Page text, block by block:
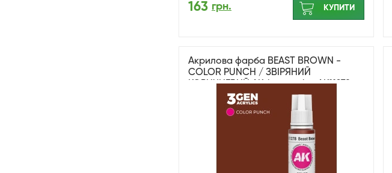
163 грн. КУПИТИ
Акрилова фарба BEAST BROWN -
COLOR PUNCH / ЗВІРЯНИЙ
КОРИЧНЕВИЙ AK-interactive AK11278